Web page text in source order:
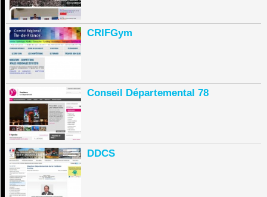
CRIFGym
Conseil Départemental 78
DDCS